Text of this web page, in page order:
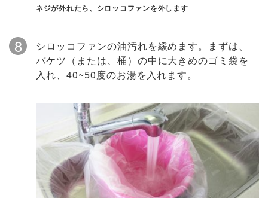
ネジが外れたら、シロッコファンを外します
8
シロッコファンの油汚れを緩めます。まずは、
バケツ（または、桶）の中に大きめのゴミ袋を
入れ、40~50度のお湯を入れます。